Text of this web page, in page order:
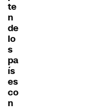
te
n
de
lo
s
pa
ís
es
co
n